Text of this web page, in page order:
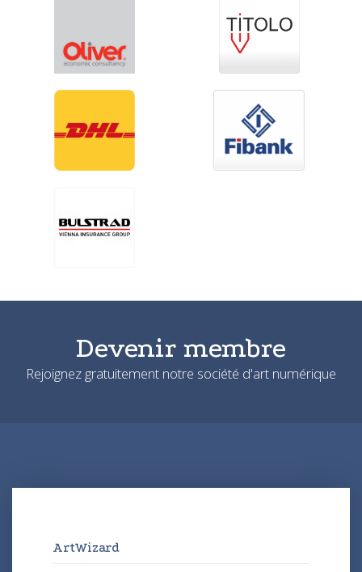
Devenir membre
Rejoignez gratuitement notre société d'art numérique
ArtWizard